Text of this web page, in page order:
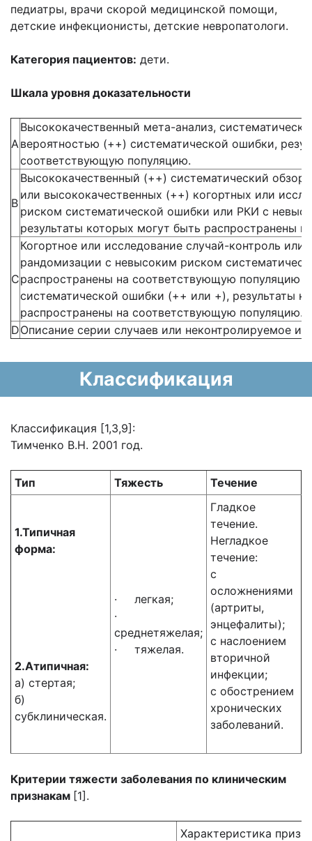
педиатры, врачи скорой медицинской помощи,
детские инфекционисты, детские невропатологи.
Категория пациентов: дети.
Шкала уровня доказательности
А
Высококачественный мета-анализ,
вероятностью (++) систематической ошибки,
соответствующую популяцию.
В
Высококачественный (++) систематический
или высококачественных (++) когортных или
риском систематической ошибки или РКИ с
результаты которых могут быть распространены
С
Когортное или исследование случай-контроль
рандомизации с невысоким риском
распространены на соответствующую популяцию
систематической ошибки (++ или +), результаты
распространены на соответствующую популяцию.
DОписание серии случаев или неконтролируемое
Классификация
Классификация [1,3,9]:
Тимченко В.Н. 2001 год.
Тип Тяжесть Течение
1.Типичная
форма:
2.Атипичная:
а) стертая;
б)
субклиническая.
· легкая;
·
среднетяжелая;
· тяжелая.
Гладкое
течение.
Негладкое
течение:
с
осложнениями
(артриты,
энцефалиты);
с наслоением
вторичной
инфекции;
с обострением
хронических
заболеваний.
Критерии тяжести заболевания по клиническим
признакам [1].
Характеристика